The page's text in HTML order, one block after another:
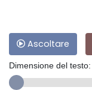
Ascoltare
Dimensione del testo: